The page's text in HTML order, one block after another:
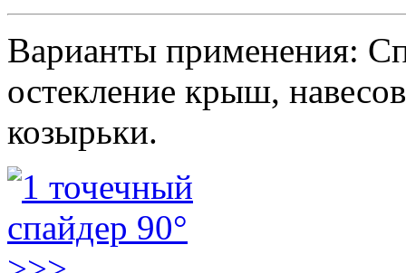
Варианты применения:
остекление крыш,
козырьки.